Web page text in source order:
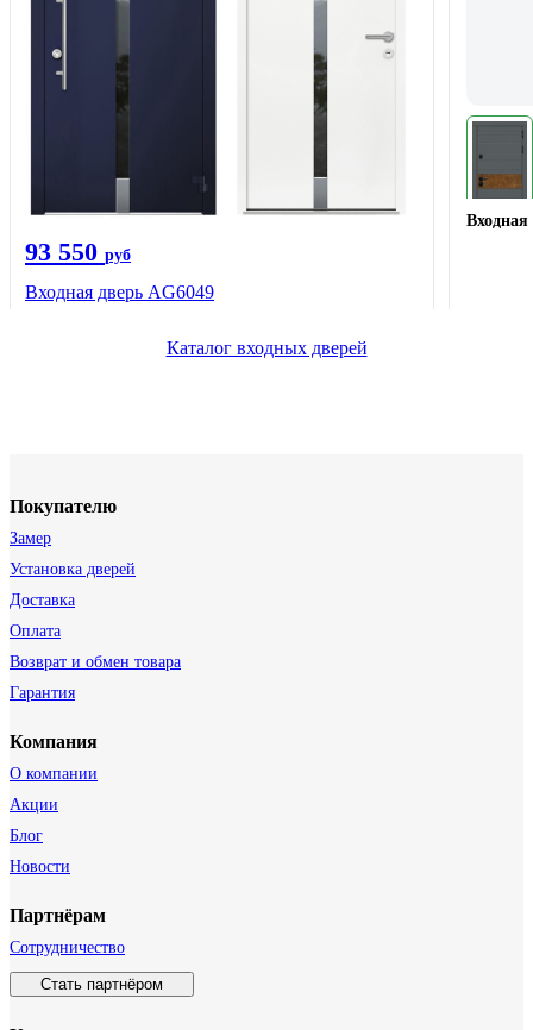
93 550 руб
Входная дверь AG6049
Входная
Каталог входных дверей
Покупателю
Замер
Установка дверей
Доставка
Оплата
Возврат и обмен товара
Гарантия
Компания
О компании
Акции
Блог
Новости
Партнёрам
Сотрудничество
Стать партнёром